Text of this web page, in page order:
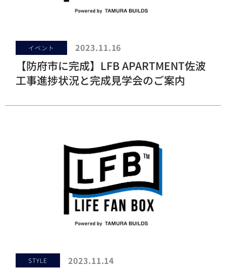
イベント 2023.11.16
【防府市に完成】LFB APARTMENT佐波
工事進捗状況と完成見学会のご案内
STYLE 2023.11.14